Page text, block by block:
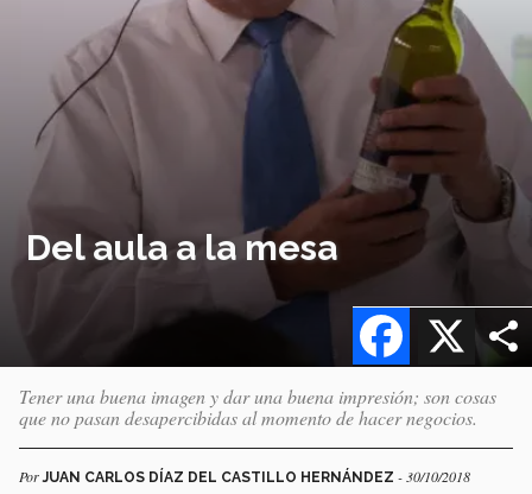
Del aula a la mesa
X
Facebook
Tener una buena imagen y dar una buena impresión; son cosas
que no pasan desapercibidas al momento de hacer negocios.
PorJUAN CARLOS DÍAZ DEL CASTILLO HERNÁNDEZ - 30/10/2018